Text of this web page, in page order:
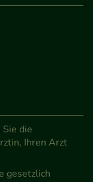
die
Ihren Arzt
gesetzlich